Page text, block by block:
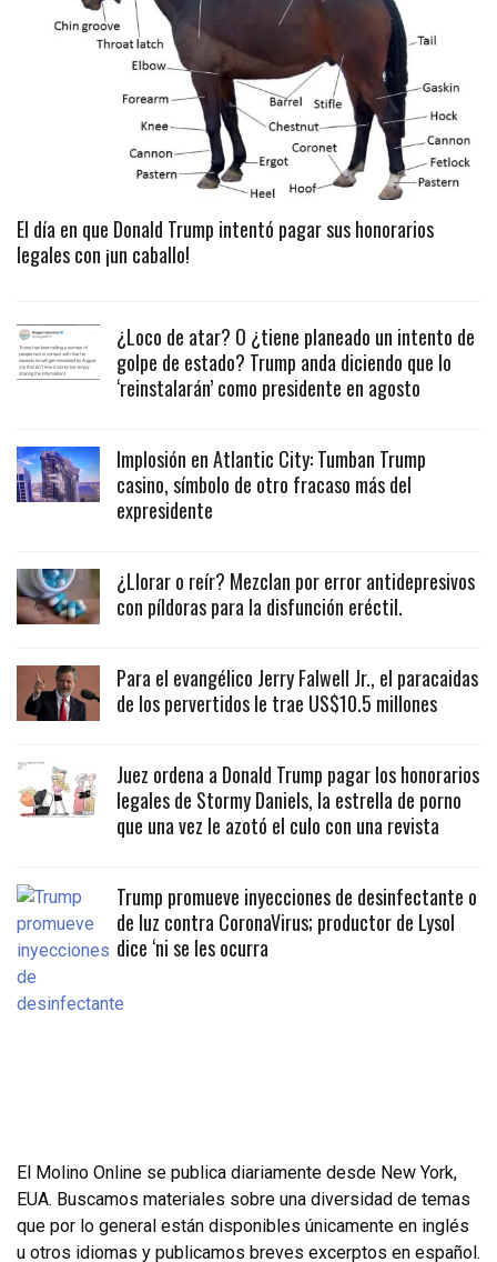
El día en que Donald Trump intentó pagar sus honorarios
legales con ¡un caballo!
¿Loco de atar? O ¿tiene planeado un intento de
golpe de estado? Trump anda diciendo que lo
‘reinstalarán’ como presidente en agosto
Implosión en Atlantic City: Tumban Trump
casino, símbolo de otro fracaso más del
expresidente
¿Llorar o reír? Mezclan por error antidepresivos
con píldoras para la disfunción eréctil.
Para el evangélico Jerry Falwell Jr., el paracaidas
de los pervertidos le trae US$10.5 millones
Juez ordena a Donald Trump pagar los honorarios
legales de Stormy Daniels, la estrella de porno
que una vez le azotó el culo con una revista
Trump promueve inyecciones de desinfectante o
de luz contra CoronaVirus; productor de Lysol
dice ‘ni se les ocurra
El Molino Online se publica diariamente desde New York,
EUA. Buscamos materiales sobre una diversidad de temas
que por lo general están disponibles únicamente en inglés
u otros idiomas y publicamos breves excerptos en español.